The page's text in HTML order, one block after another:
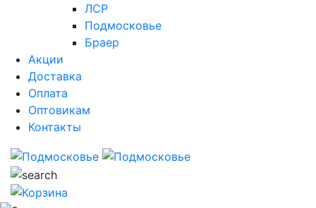
ЛСР
Подмосковье
Браер
Акции
Доставка
Оплата
Оптовикам
Контакты